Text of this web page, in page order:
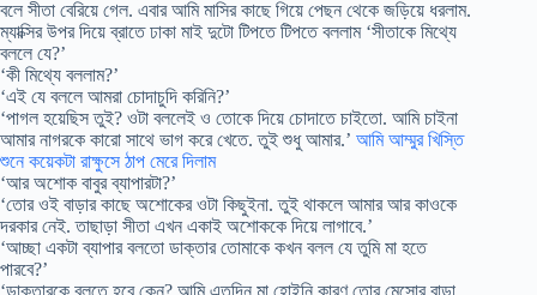
বলে সীতা বেরিয়ে গেল. এবার আমি মাসির কাছে গিয়ে পেছন থেকে জড়িয়ে ধরলাম.
ম্যাক্সির উপর দিয়ে ব্রাতে ঢাকা মাই দুটো টিপতে টিপতে বললাম ‘সীতাকে মিথ্যে
বললে যে?’
‘কী মিথ্যে বললাম?’
‘এই যে বললে আমরা চোদাচুদি করিনি?’
‘পাগল হয়েছিস তুই? ওটা বললেই ও তোকে দিয়ে চোদাতে চাইতো. আমি চাইনা
আমার নাগরকে কারো সাথে ভাগ করে খেতে. তুই শুধু আমার.’ আমি আম্মুর খিস্তি
শুনে কয়েকটা রাক্ষুসে ঠাপ মেরে দিলাম
‘আর অশোক বাবুর ব্যাপারটা?’
‘তোর ওই বাড়ার কাছে অশোকের ওটা কিছুইনা. তুই থাকলে আমার আর কাওকে
দরকার নেই. তাছাড়া সীতা এখন একাই অশোককে দিয়ে লাগাবে.’
‘আচ্ছা একটা ব্যাপার বলতো ডাক্তার তোমাকে কখন বলল যে তুমি মা হতে
পারবে?’